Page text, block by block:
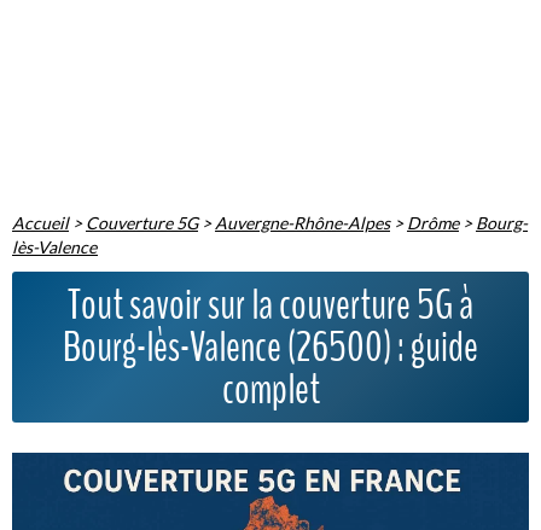
Accueil>Couverture 5G>Auvergne-Rhône-Alpes>Drôme>Bourg-
lès-Valence
Tout savoir sur la couverture 5G à
Bourg-lès-Valence (26500) : guide
complet